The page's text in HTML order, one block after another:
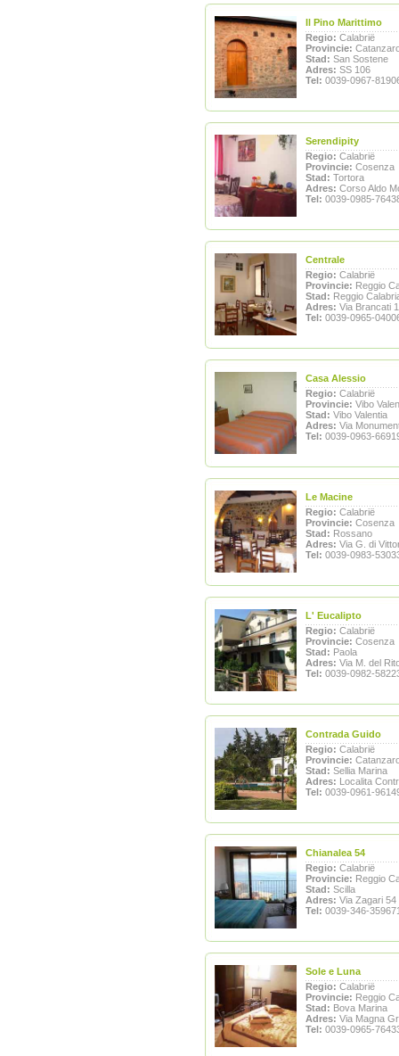
Il Pino Marittimo
Regio: Calabrië
Provincie:
Stad: San Sostene
Adres: SS 106
Tel: 0039-0967-
Serendipity
Regio: Calabrië
Provincie: Cosenza
Stad: Tortora
Adres: Corso Aldo
Tel: 0039-0985-
Centrale
Regio: Calabrië
Provincie: Reggio
Stad: Reggio
Adres: Via Brancati
Tel: 0039-0965-
Casa Alessio
Regio: Calabrië
Provincie: Vibo
Stad: Vibo Valentia
Adres: Via
Tel: 0039-0963-
Le Macine
Regio: Calabrië
Provincie: Cosenza
Stad: Rossano
Adres: Via G. di
Tel: 0039-0983-
L' Eucalipto
Regio: Calabrië
Provincie: Cosenza
Stad: Paola
Adres: Via M. del
Tel: 0039-0982-
Contrada Guido
Regio: Calabrië
Provincie:
Stad: Sellia Marina
Adres: Localita
Tel: 0039-0961-
Chianalea 54
Regio: Calabrië
Provincie: Reggio
Stad: Scilla
Adres: Via Zagari 54
Tel: 0039-346-
Sole e Luna
Regio: Calabrië
Provincie: Reggio
Stad: Bova Marina
Adres: Via Magna
Tel: 0039-0965-